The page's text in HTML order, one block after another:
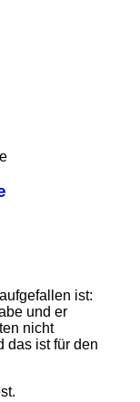
ist:
und er
nicht
das ist für den